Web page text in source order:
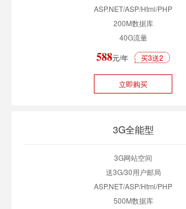
ASP.NET/ASP/Html/PHP
200M数据库
40G流量
588元/年 买3送2
立即购买
3G全能型
3G网站空间
送3G/30用户邮局
ASP.NET/ASP/Html/PHP
500M数据库